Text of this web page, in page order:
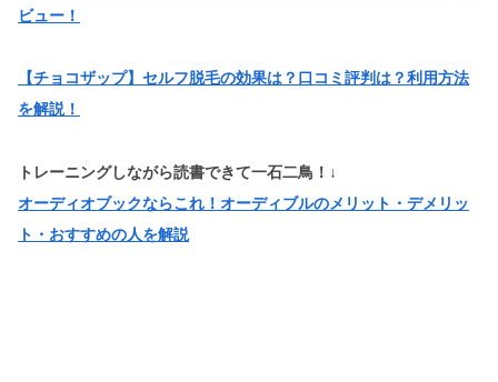
ビュー！
【チョコザップ】セルフ脱毛の効果は？口コミ評判は？利用方法
を解説！
トレーニングしながら読書できて一石二鳥！↓
オーディオブックならこれ！オーディブルのメリット・デメリッ
ト・おすすめの人を解説